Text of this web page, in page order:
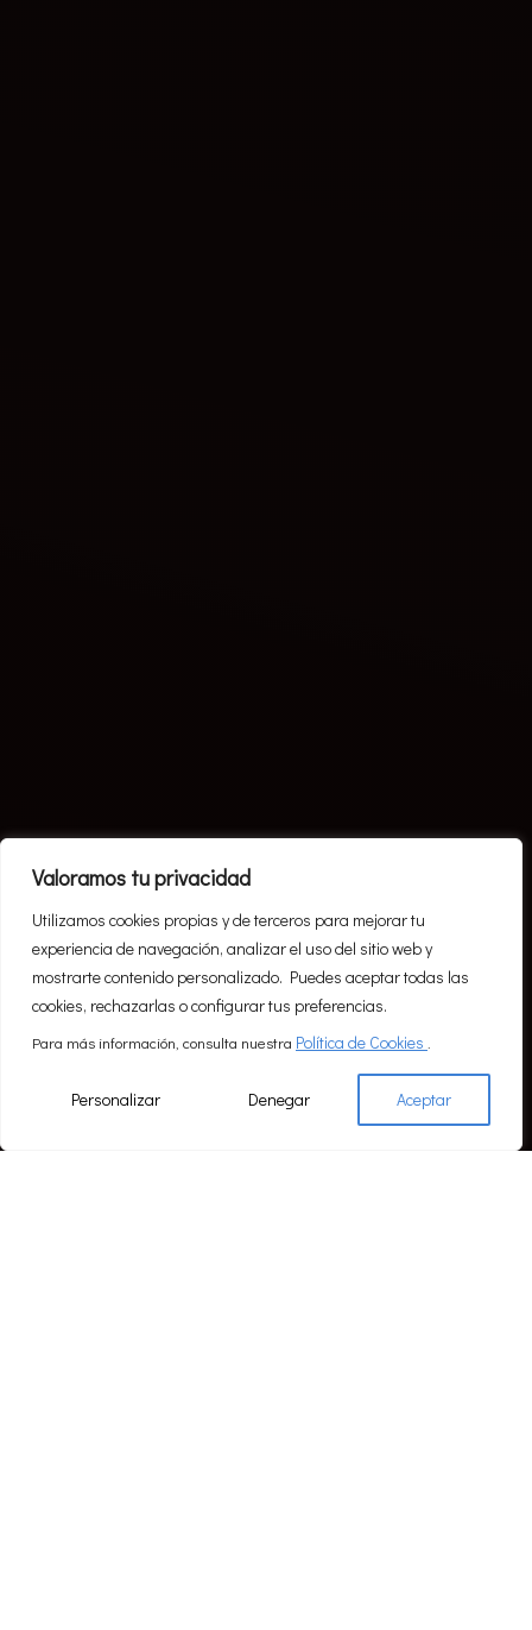
Valoramos tu privacidad
Utilizamos cookies propias y de terceros para mejorar tu
experiencia de navegación, analizar el uso del sitio web y
mostrarte contenido personalizado. Puedes aceptar todas las
cookies, rechazarlas o configurar tus preferencias.
Para más información, consulta nuestra Política de Cookies
Personalizar Denegar Aceptar
Train hard, unleash
the warrior within